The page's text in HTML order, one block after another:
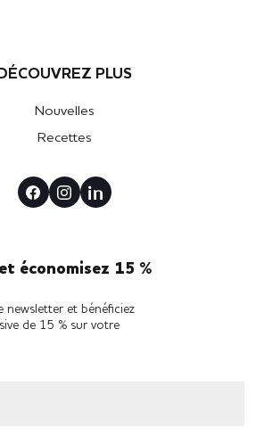
DÉCOUVREZ PLUS
Nouvelles
Recettes
économisez 15 %
et bénéficiez
de 15 % sur votre